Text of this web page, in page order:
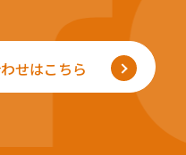
せはこちら